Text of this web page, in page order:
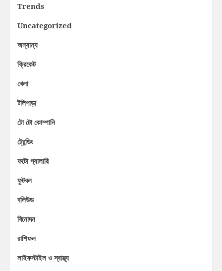
Trends
Uncategorized
অন্যান্য
ক্রিকেট
খেলা
টলিপাড়া
টো টো কোম্পানি
ট্রেন্ডিং
ফটো গ্যালারি
ফুটবল
বলিউড
বিনোদন
রাশিফল
লাইফস্টাইল ও স্বাস্থ্য